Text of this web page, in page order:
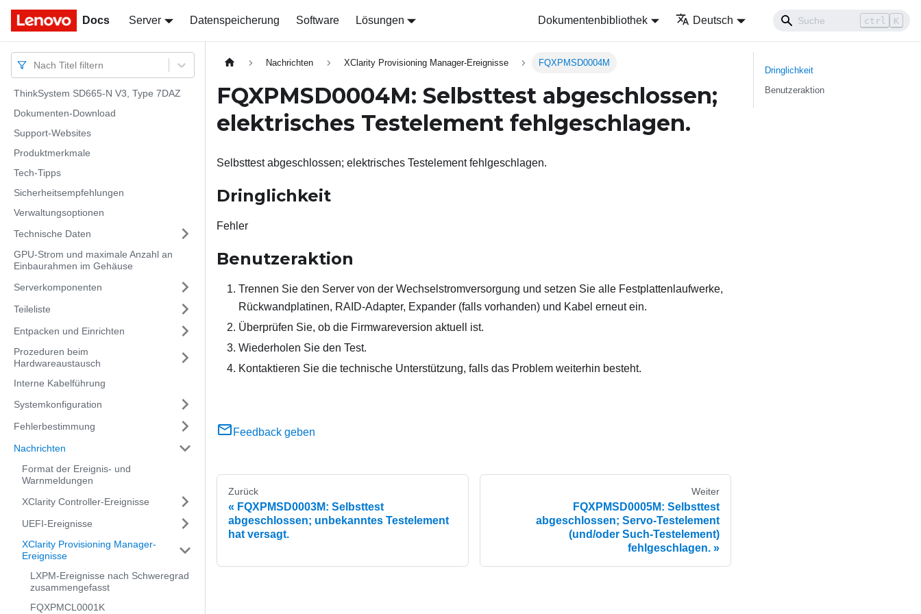
Docs Server Datenspeicherung Software Lösungen Dokumentenbibliothek Deutsch ctrl K
Docs
Nach Titel filtern
ThinkSystem SD665-N V3, Type 7DAZ
Dokumenten-Download
Support-Websites
Produktmerkmale
Tech-Tipps
Sicherheitsempfehlungen
Verwaltungsoptionen
Technische Daten
GPU-Strom und maximale Anzahl an
Einbaurahmen im Gehäuse
Serverkomponenten
Teileliste
Entpacken und Einrichten
Prozeduren beim
Hardwareaustausch
Interne Kabelführung
Systemkonfiguration
Fehlerbestimmung
Nachrichten
Format der Ereignis- und
Warnmeldungen
XClarity Controller-Ereignisse
UEFI-Ereignisse
XClarity Provisioning Manager-
Ereignisse
LXPM-Ereignisse nach Schweregrad
zusammengefasst
FQXPMCL0001K
Nachrichten XClarity Provisioning Manager-Ereignisse FQXPMSD0004M
FQXPMSD0004M: Selbsttest abgeschlossen;
elektrisches Testelement fehlgeschlagen.
Selbsttest abgeschlossen; elektrisches Testelement fehlgeschlagen.
Dringlichkeit
Fehler
Benutzeraktion
Trennen Sie den Server von der Wechselstromversorgung und setzen Sie alle Festplattenlaufwerke,
Rückwandplatinen, RAID-Adapter, Expander (falls vorhanden) und Kabel erneut ein.
Überprüfen Sie, ob die Firmwareversion aktuell ist.
Wiederholen Sie den Test.
Kontaktieren Sie die technische Unterstützung, falls das Problem weiterhin besteht.
Feedback geben
Zurück
FQXPMSD0003M: Selbsttest
abgeschlossen; unbekanntes Testelement
hat versagt.
Weiter
FQXPMSD0005M: Selbsttest
abgeschlossen; Servo-Testelement
(und/oder Such-Testelement)
fehlgeschlagen.
Dringlichkeit
Benutzeraktion